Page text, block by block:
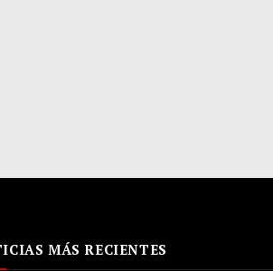
MÁS RECIENTES